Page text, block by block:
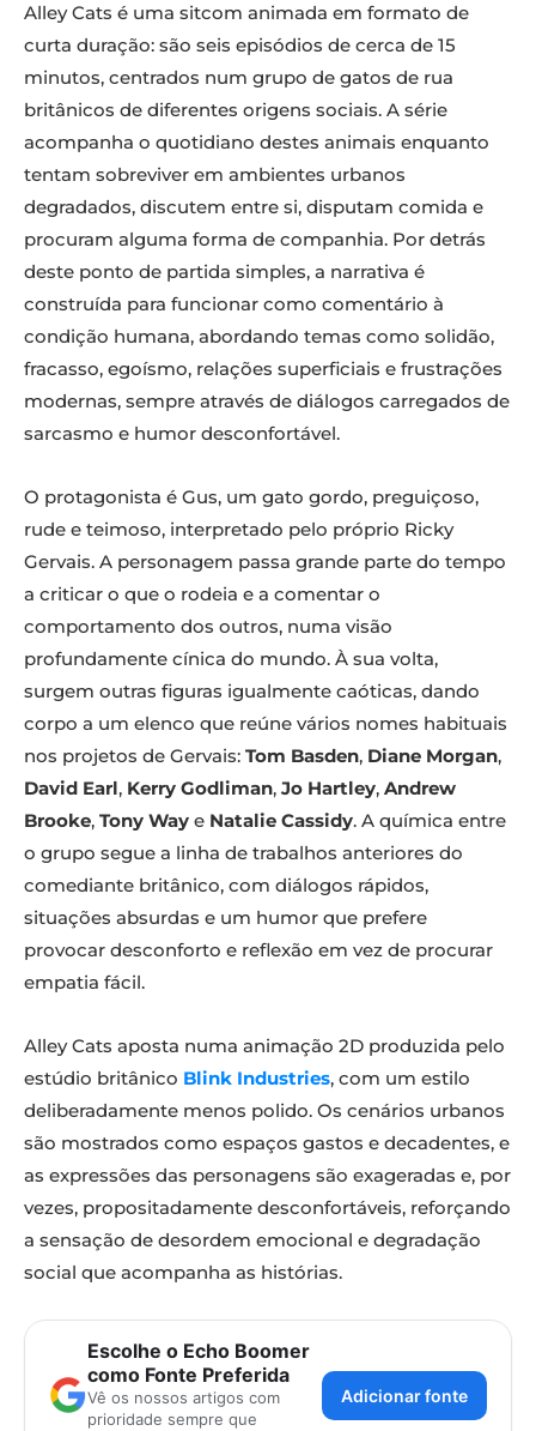
Alley Cats é uma sitcom animada em formato de
curta duração: são seis episódios de cerca de 15
minutos, centrados num grupo de gatos de rua
britânicos de diferentes origens sociais. A série
acompanha o quotidiano destes animais enquanto
tentam sobreviver em ambientes urbanos
degradados, discutem entre si, disputam comida e
procuram alguma forma de companhia. Por detrás
deste ponto de partida simples, a narrativa é
construída para funcionar como comentário à
condição humana, abordando temas como solidão,
fracasso, egoísmo, relações superficiais e frustrações
modernas, sempre através de diálogos carregados de
sarcasmo e humor desconfortável.
O protagonista é Gus, um gato gordo, preguiçoso,
rude e teimoso, interpretado pelo próprio Ricky
Gervais. A personagem passa grande parte do tempo
a criticar o que o rodeia e a comentar o
comportamento dos outros, numa visão
profundamente cínica do mundo. À sua volta,
surgem outras figuras igualmente caóticas, dando
corpo a um elenco que reúne vários nomes habituais
nos projetos de Gervais: Tom Basden, Diane Morgan,
David Earl, Kerry Godliman, Jo Hartley, Andrew
Brooke, Tony Way e Natalie Cassidy. A química entre
o grupo segue a linha de trabalhos anteriores do
comediante britânico, com diálogos rápidos,
situações absurdas e um humor que prefere
provocar desconforto e reflexão em vez de procurar
empatia fácil.
Alley Cats aposta numa animação 2D produzida pelo
estúdio britânico Blink Industries, com um estilo
deliberadamente menos polido. Os cenários urbanos
são mostrados como espaços gastos e decadentes, e
as expressões das personagens são exageradas e, por
vezes, propositadamente desconfortáveis, reforçando
a sensação de desordem emocional e degradação
social que acompanha as histórias.
Escolhe o Echo Boomer
como Fonte Preferida
Vê os nossos artigos com
prioridade sempre que
Adicionar fonte